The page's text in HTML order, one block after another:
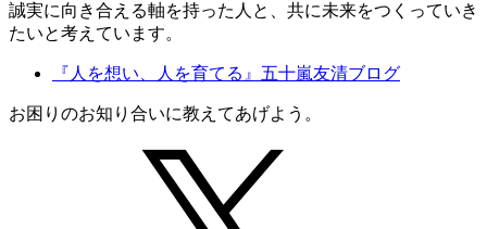
誠実に向き合える軸を持った人と、共に未来をつくっていき
たいと考えています。
『人を想い、人を育てる』五十嵐友清ブログ
お困りのお知り合いに教えてあげよう。